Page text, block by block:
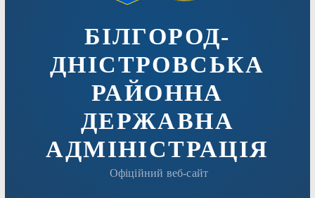
БІЛГОРОД-
ДНІСТРОВСЬКА
РАЙОННА
ДЕРЖАВНА
АДМІНІСТРАЦІЯ
Офіційний веб-сайт